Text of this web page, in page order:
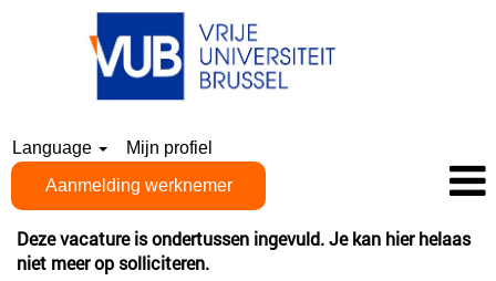
Language
Mijn profiel
Aanmelding werknemer
Deze vacature is ondertussen ingevuld. Je kan hier helaas
niet meer op solliciteren.